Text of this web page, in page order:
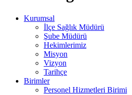
Kurumsal
İlçe Sağlık Müdürü
Şube Müdürü
Hekimlerimiz
Misyon
Vizyon
Tarihçe
Birimler
Personel Hizmetleri Birimi